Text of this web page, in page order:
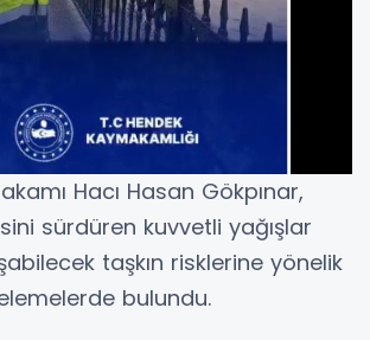
Hacı Hasan Gökpınar,
sürdüren kuvvetli yağışlar
taşkın risklerine yönelik
bulundu.